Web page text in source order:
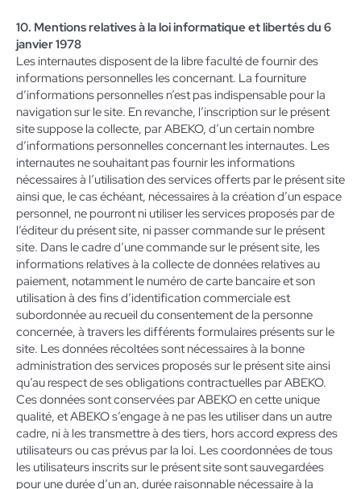
10. Mentions relatives à la loi informatique et libertés du 6
janvier 1978
Les internautes disposent de la libre faculté de fournir des
informations personnelles les concernant. La fourniture
d’informations personnelles n’est pas indispensable pour la
navigation sur le site. En revanche, l’inscription sur le présent
site suppose la collecte, par ABEKO, d’un certain nombre
d’informations personnelles concernant les internautes. Les
internautes ne souhaitant pas fournir les informations
nécessaires à l’utilisation des services offerts par le présent site
ainsi que, le cas échéant, nécessaires à la création d’un espace
personnel, ne pourront ni utiliser les services proposés par de
l’éditeur du présent site, ni passer commande sur le présent
site. Dans le cadre d’une commande sur le présent site, les
informations relatives à la collecte de données relatives au
paiement, notamment le numéro de carte bancaire et son
utilisation à des fins d’identification commerciale est
subordonnée au recueil du consentement de la personne
concernée, à travers les différents formulaires présents sur le
site. Les données récoltées sont nécessaires à la bonne
administration des services proposés sur le présent site ainsi
qu’au respect de ses obligations contractuelles par ABEKO.
Ces données sont conservées par ABEKO en cette unique
qualité, et ABEKO s’engage à ne pas les utiliser dans un autre
cadre, ni à les transmettre à des tiers, hors accord express des
utilisateurs ou cas prévus par la loi. Les coordonnées de tous
les utilisateurs inscrits sur le présent site sont sauvegardées
pour une durée d’un an, durée raisonnable nécessaire à la